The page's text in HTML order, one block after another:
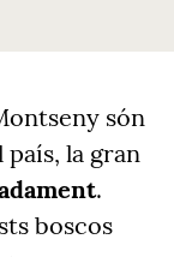
són
la gran
.
boscos